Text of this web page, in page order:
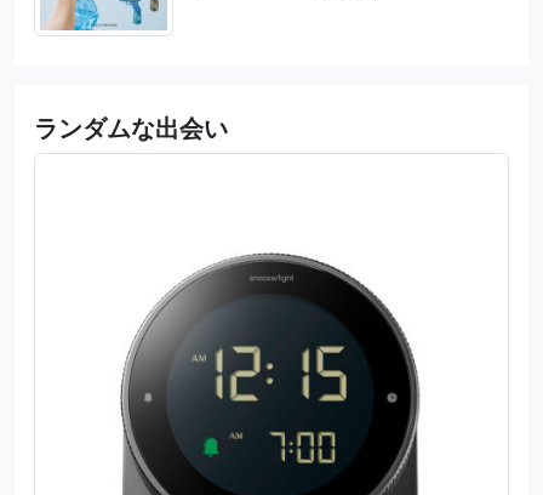
ランダムな出会い